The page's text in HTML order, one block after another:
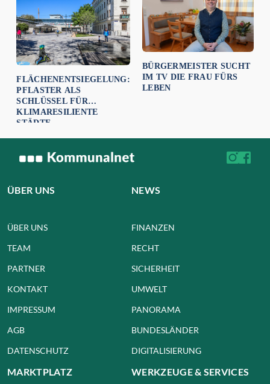
FLÄCHENENTSIEGELUNG:
PFLASTER ALS
SCHLÜSSEL FÜR
KLIMARESILIENTE
STÄDTE
BÜRGERMEISTER SUCHT
IM TV DIE FRAU FÜRS
LEBEN
ÜBER UNS
ÜBER UNS
TEAM
PARTNER
KONTAKT
IMPRESSUM
AGB
DATENSCHUTZ
NEWS
FINANZEN
RECHT
SICHERHEIT
UMWELT
PANORAMA
BUNDESLÄNDER
DIGITALISIERUNG
MARKTPLATZ WERKZEUGE & SERVICES